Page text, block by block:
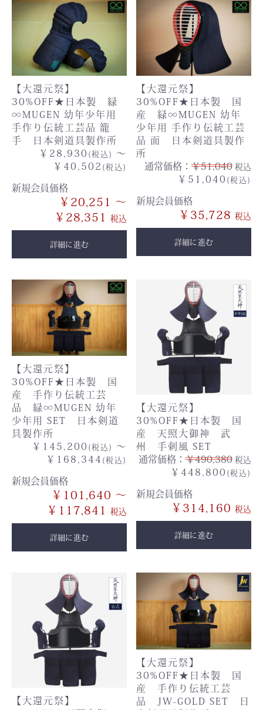
【大還元祭】
30%OFF★日本製 緑
∞MUGEN 幼年少年用
手作り伝統工芸品 籠
手 日本剣道具製作所
￥28,930 (税込) ～
￥40,502 (税込)
新規会員価格
￥20,251 ～
￥28,351
詳細に進む
【大還元祭】
30%OFF★日本製 国
産 緑∞MUGEN 幼年
少年用 手作り伝統工芸
品 面 日本剣道具製作
所
通常価格： ￥51,040 税込
￥51,040 (税込)
新規会員価格
￥35,728
詳細に進む
【大還元祭】
30%OFF★日本製 国
産 手作り伝統工芸
品 緑∞MUGEN 幼年
少年用 SET 日本剣道
具製作所
￥145,200 (税込) ～
￥168,344 (税込)
新規会員価格
￥101,640 ～
￥117,841
詳細に進む
【大還元祭】
30%OFF★日本製 国
産 天照大御神 武
州 手刺風 SET
通常価格： ￥490,380 税込
￥448,800 (税込)
新規会員価格
￥314,160
詳細に進む
【大還元祭】
【大還元祭】
30%OFF★日本製 国
産 手作り伝統工芸
品 JW-GOLD SET 日